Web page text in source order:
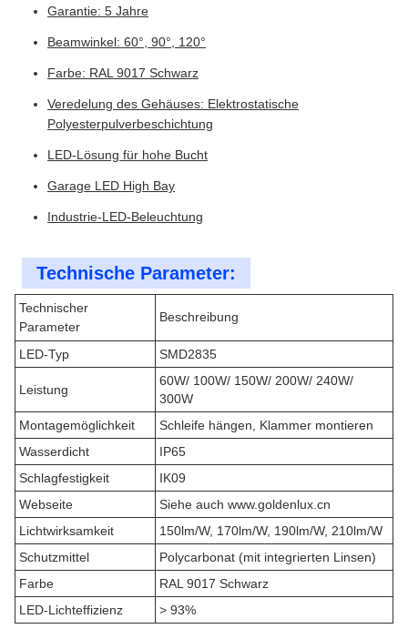
Garantie: 5 Jahre
Beamwinkel: 60°, 90°, 120°
Farbe: RAL 9017 Schwarz
Veredelung des Gehäuses: Elektrostatische
Polyesterpulverbeschichtung
LED-Lösung für hohe Bucht
Garage LED High Bay
Industrie-LED-Beleuchtung
Technische Parameter:
Technischer
Parameter
Beschreibung
LED-Typ SMD2835
Leistung
60W/ 100W/ 150W/ 200W/ 240W/
300W
Montagemöglichkeit
Schleife hängen, Klammer montieren
Wasserdicht
IP65
Schlagfestigkeit
IK09
Webseite
Siehe auch www.goldenlux.cn
Lichtwirksamkeit
150lm/W, 170lm/W, 190lm/W, 210lm/W
Schutzmittel
Polycarbonat (mit integrierten Linsen)
Farbe
RAL 9017 Schwarz
LED-Lichteffizienz
> 93%